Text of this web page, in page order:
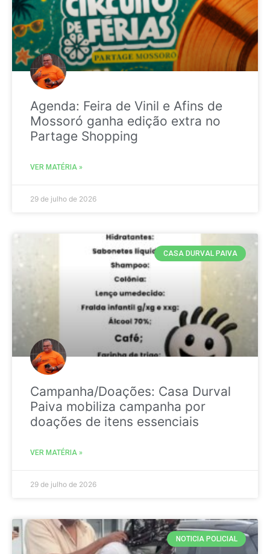
Agenda: Feira de Vinil e Afins de
Mossoró ganha edição extra no
Partage Shopping
VER MATÉRIA »
29 de julho de 2026
CASA DURVAL PAIVA
Campanha/Doações: Casa Durval
Paiva mobiliza campanha por
doações de itens essenciais
VER MATÉRIA »
29 de julho de 2026
NOTICIA POLICIAL